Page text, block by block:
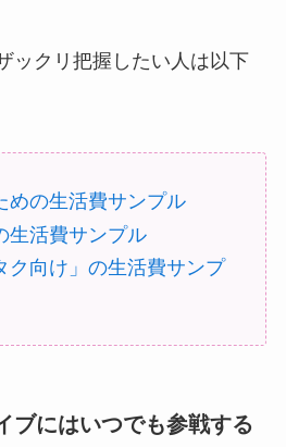
ックリ把握したい人は以下
めの生活費サンプル
生活費サンプル
ク向け」の生活費サンプ
にはいつでも参戦する